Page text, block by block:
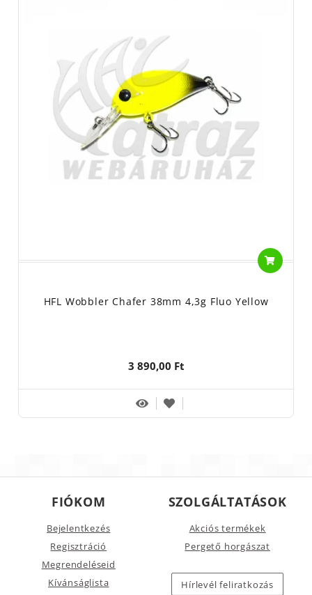
HFL Wobbler Chafer 38mm 4,3g Fluo Yellow
3 890,00 Ft
FIÓKOM
Bejelentkezés
Regisztráció
Megrendeléseid
Kívánságlista
SZOLGÁLTATÁSOK
Akciós termékek
Pergető horgászat
Hírlevél feliratkozás